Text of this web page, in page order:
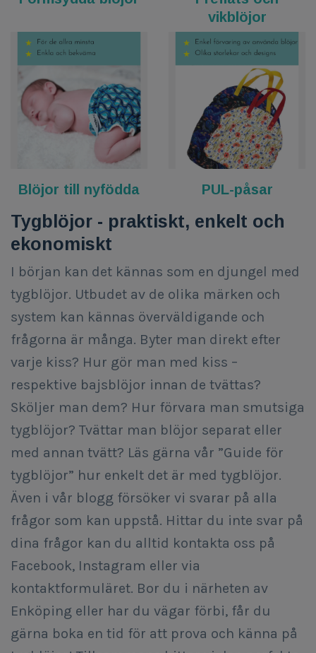
vikblöjor
Blöjor till nyfödda PUL-påsar
Tygblöjor - praktiskt, enkelt och
ekonomiskt
I början kan det kännas som en djungel med
tygblöjor. Utbudet av de olika märken och
system kan kännas överväldigande och
frågorna är många. Byter man direkt efter
varje kiss? Hur gör man med kiss –
respektive bajsblöjor innan de tvättas?
Sköljer man dem? Hur förvara man smutsiga
tygblöjor? Tvättar man blöjor separat eller
med annan tvätt? Läs gärna vår ”Guide för
tygblöjor” hur enkelt det är med tygblöjor.
Även i vår blogg försöker vi svarar på alla
frågor som kan uppstå. Hittar du inte svar på
dina frågor kan du alltid kontakta oss på
Facebook, Instagram eller via
kontaktformuläret. Bor du i närheten av
Enköping eller har du vägar förbi, får du
gärna boka en tid för att prova och känna på